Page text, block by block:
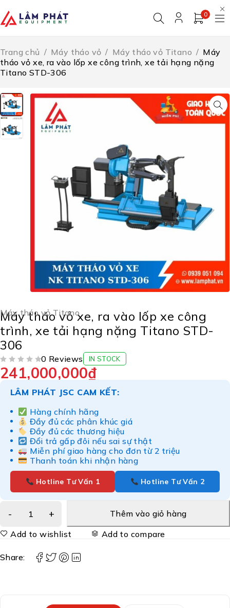
0
Trang chủ / Máy tháo vỏ / Máy tháo vỏ Titano / Máy
tháo vỏ xe, ra vào lốp xe công trình, xe tải hạng nặng
Titano STD-306
Máy tháo vỏ Titano
Máy tháo vỏ xe, ra vào lốp xe công
trình, xe tải hạng nặng Titano STD-
306
0 Reviews IN STOCK
241,000,000₫
LÂM PHÁT JSC CAM KẾT:
Hàng chính hãng
Đầy đủ các phân khúc giá
Đầy đủ các thương hiệu
Đổi trả gấp đôi nếu sai sự thật
Miễn phí giao hàng cho đơn từ 2 triệu
Thanh toán khi nhận hàng
Hotline Tư Vấn 1 Hotline Tư Vấn 2
Thêm vào giỏ hàng
Add to wishlist
Add to compare
Share: